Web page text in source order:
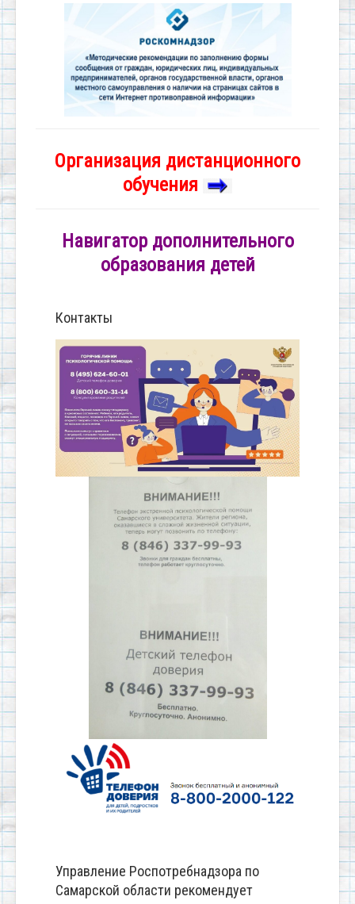
Организация дистанционного
обучения
Навигатор дополнительного
образования детей
Контакты
Управление Роспотребнадзора по
Самарской области рекомендует